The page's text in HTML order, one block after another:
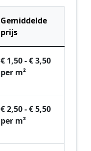
Gemiddelde
prijs
€ 1,50 - € 3,50
per m²
€ 2,50 - € 5,50
per m²